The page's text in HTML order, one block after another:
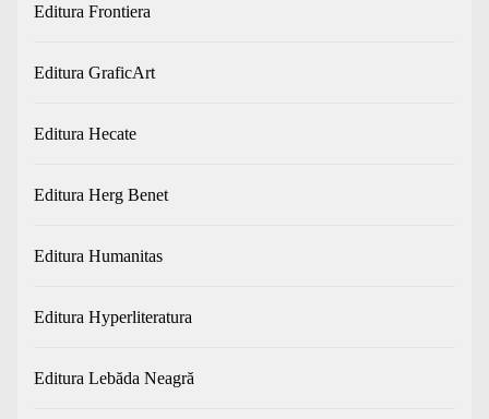
Editura Frontiera
Editura GraficArt
Editura Hecate
Editura Herg Benet
Editura Humanitas
Editura Hyperliteratura
Editura Lebăda Neagră